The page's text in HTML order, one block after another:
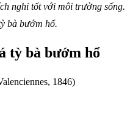
nghi tốt với môi trường sống.
bà bướm hổ.
tỳ bà bướm hổ
1846)